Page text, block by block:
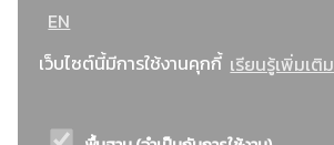
EN
เว็บไซต์นี้มีการใช้งานคุกกี้ เรียนรู้เพิ่มเติม
..ยอดนิยม..